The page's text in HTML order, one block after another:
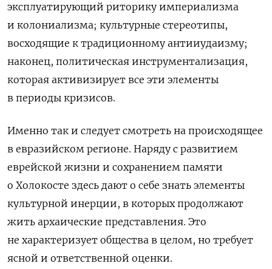
эксплуатирующий риторику империализма
и колониализма; культурные стереотипы,
восходящие к традиционному антииудаизму;
наконец, политическая инструментализация,
которая активизирует все эти элементы
в периоды кризисов.
Именно так и следует смотреть на происходящее
в евразийском регионе. Наряду с развитием
еврейской жизни и сохранением памяти
о Холокосте здесь дают о себе знать элементы
культурной инерции, в которых продолжают
жить архаические представления. Это
не характеризует общества в целом, но требует
ясной и ответственной оценки.